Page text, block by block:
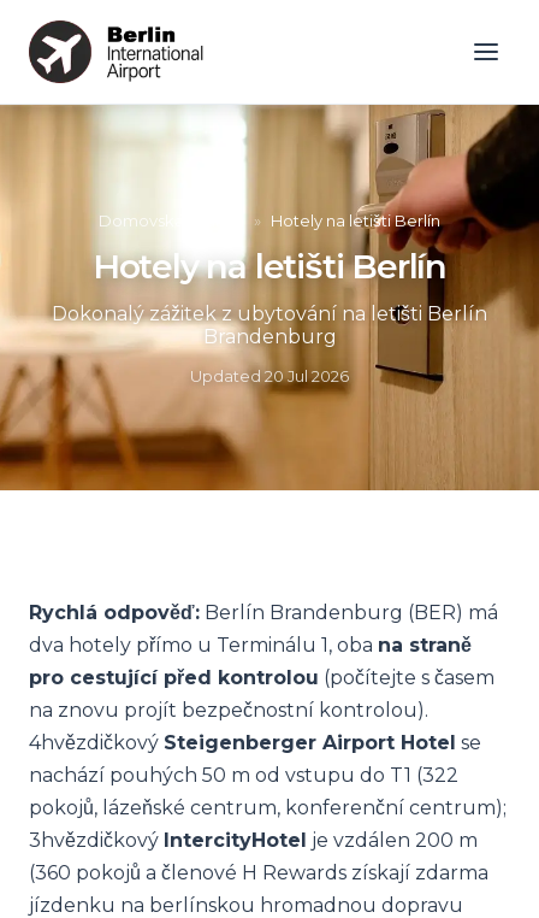
Domovská stránka » Hotely na letišti Berlín
Hotely na letišti Berlín
Dokonalý zážitek z ubytování na letišti Berlín
Brandenburg
Updated20 Jul 2026
Rychlá odpověď: Berlín Brandenburg (BER) má
dva hotely přímo u Terminálu 1, oba na straně
pro cestující před kontrolou (počítejte s časem
na znovu projít bezpečnostní kontrolou).
4hvězdičkový Steigenberger Airport Hotel se
nachází pouhých 50 m od vstupu do T1 (322
pokojů, lázeňské centrum, konferenční centrum);
3hvězdičkový IntercityHotel je vzdálen 200 m
(360 pokojů a členové H Rewards získají zdarma
jízdenku na berlínskou hromadnou dopravu